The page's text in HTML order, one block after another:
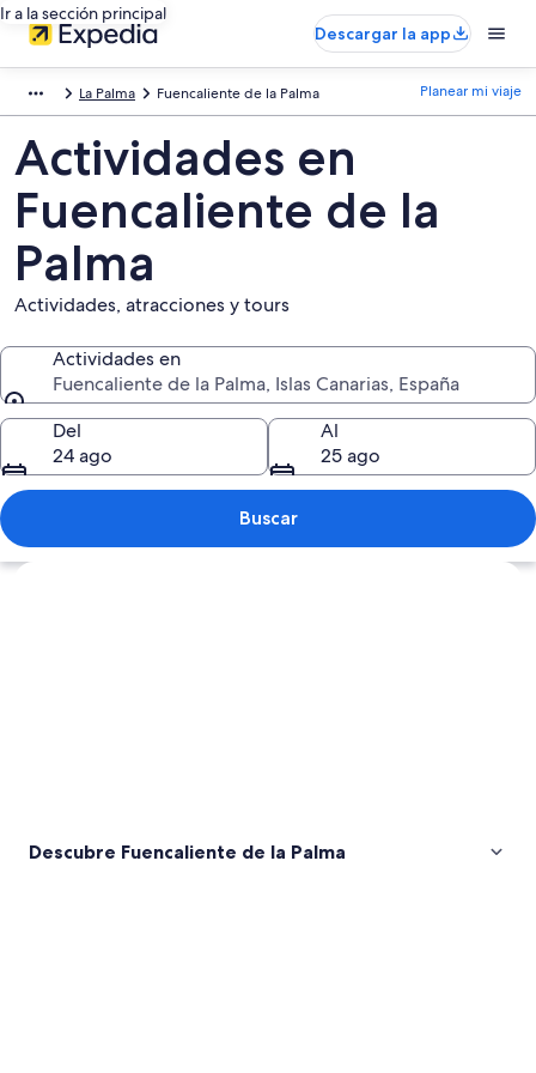
Ir a la sección principal
Descargar la app
La Palma Fuencaliente de la Palma Planear mi viaje
Actividades en
Fuencaliente de la
Palma
Actividades, atracciones y tours
Actividades en
Fuencaliente de la Palma, Islas Canarias, España
Actividades en
Del
24 ago
Al
25 ago
Buscar
Ver mapa
Descubre Fuencaliente de la Palma